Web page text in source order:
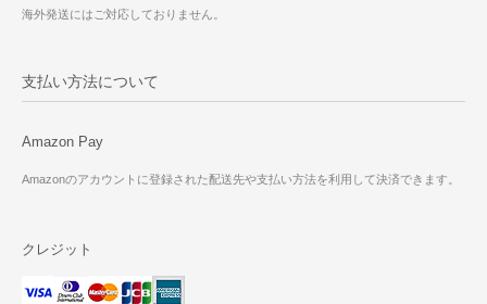
海外発送にはご対応しておりません。
支払い方法について
Amazon Pay
Amazonのアカウントに登録された配送先や支払い方法を利用して決済できます。
クレジット